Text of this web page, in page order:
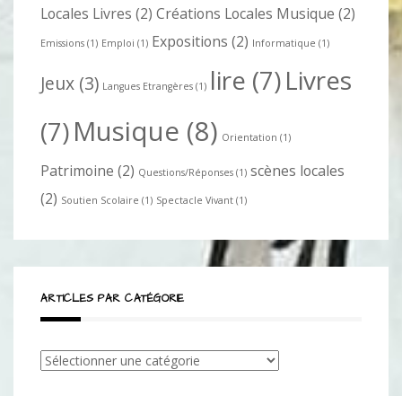
Locales Livres (2) Créations Locales Musique (2)
Emissions (1) Emploi (1) Expositions (2) Informatique (1)
Jeux (3) Langues Etrangères (1) lire (7)Livres
(7)Musique (8) Orientation (1)
Patrimoine (2) Questions/Réponses (1) scènes locales
(2) Soutien Scolaire (1) Spectacle Vivant (1)
ARTICLES PAR CATÉGORIE
Articles